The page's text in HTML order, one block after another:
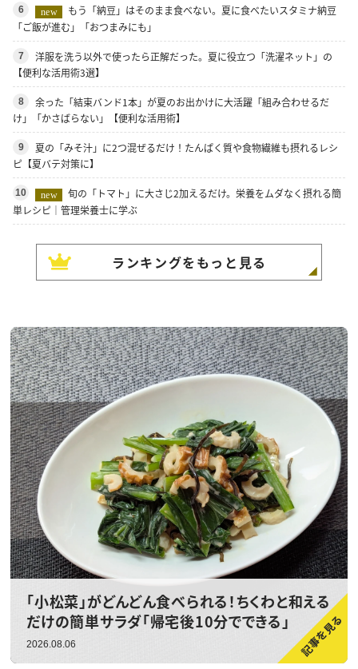
6 new
もう「納豆」はそのまま食べない。夏に食べたいスタミナ納豆
「ご飯が進む」「おつまみにも」
7
洋服を洗う以外で使ったら正解だった。夏に役立つ「洗濯ネット」の
【便利な活用術3選】
8
余った「結束バンド1本」が夏のお出かけに大活躍「組み合わせるだ
け」「かさばらない」【便利な活用術】
9
夏の「みそ汁」に2つ混ぜるだけ！たんぱく質や食物繊維も摂れるレシ
ピ【夏バテ対策に】
10 new
旬の「トマト」に大さじ2加えるだけ。栄養をムダなく摂れる簡
単レシピ｜管理栄養士に学ぶ
ランキングをもっと見る
「小松菜」がどんどん食べられる！ちくわと和える
だけの簡単サラダ「帰宅後10分でできる」
2026.08.06